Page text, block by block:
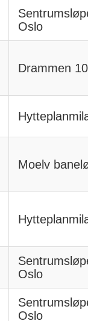
Oslo
Drammen
Moelv
Oslo
Oslo